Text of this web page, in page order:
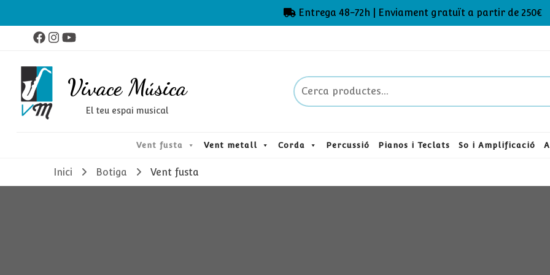
Entrega 48-72h | Enviament gratuït a partir de 250€
Vivace Música
El teu espai musical
Vent fusta Vent metall Corda Percussió Pianos i Teclats So i Amplificació
Cerca
de:
Inici Botiga Vent fusta